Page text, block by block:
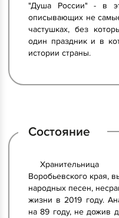
"Душа России" - в
описывающих не
частушках, без
один праздник и в
истории страны.
Состояние
Воробьевского края,
народных песен,
жизни в 2019 году.
на 89 году, не дожив